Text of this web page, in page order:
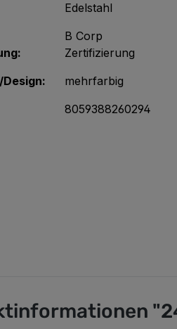
Edelstahl
B Corp
Zertifizierung
Design: mehrfarbig
8059388260294